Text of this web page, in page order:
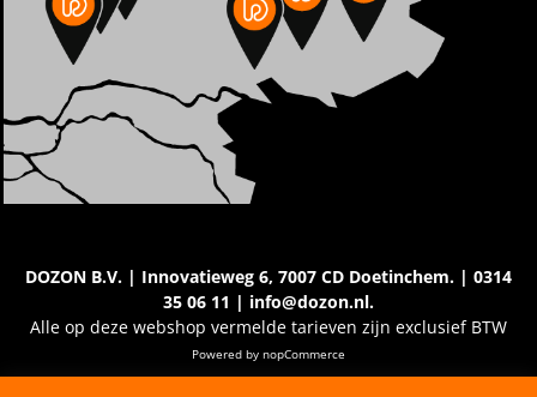
DOZON B.V. | Innovatieweg 6, 7007 CD Doetinchem. | 0314
35 06 11 | info@dozon.nl.
Alle op deze webshop vermelde tarieven zijn exclusief BTW
Powered by nopCommerce